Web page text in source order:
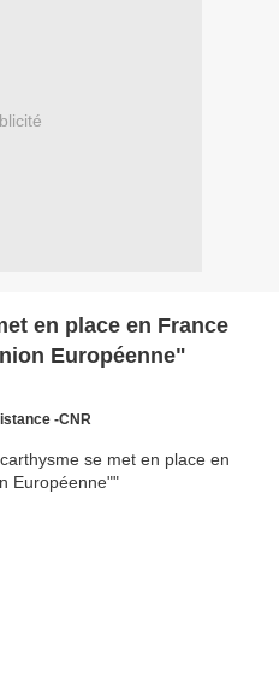
en place en France
Européenne"
-CNR